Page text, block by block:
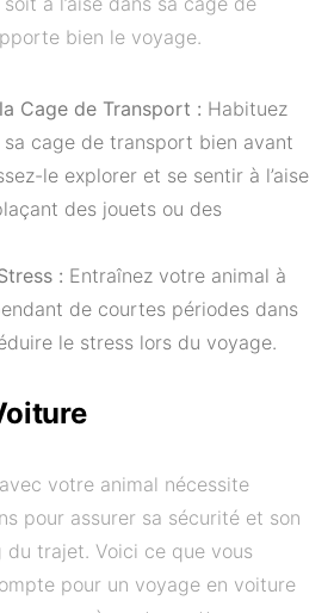
bien le voyage.
Cage de Transport : Habituez
cage de transport bien avant
le explorer et se sentir à l’aise
des jouets ou des
: Entraînez votre animal à
de courtes périodes dans
le stress lors du voyage.
votre animal nécessite
pour assurer sa sécurité et son
trajet. Voici ce que vous
pour un voyage en voiture